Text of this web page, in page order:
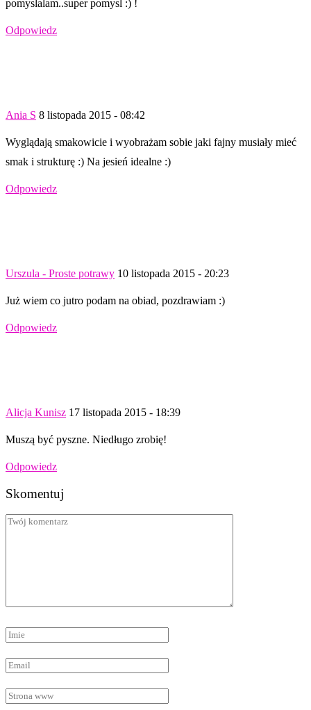
pomyslalam..super pomysl :) !
Odpowiedz
Ania S 8 listopada 2015 - 08:42
Wyglądają smakowicie i wyobrażam sobie jaki fajny musiały mieć
smak i strukturę :) Na jesień idealne :)
Odpowiedz
Urszula - Proste potrawy 10 listopada 2015 - 20:23
Już wiem co jutro podam na obiad, pozdrawiam :)
Odpowiedz
Alicja Kunisz 17 listopada 2015 - 18:39
Muszą być pyszne. Niedługo zrobię!
Odpowiedz
Skomentuj